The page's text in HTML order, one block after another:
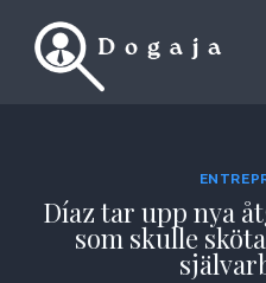
Díaz tar upp nya
som skulle